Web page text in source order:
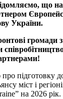
що
України.
громади
підготовку
міст і
на 2026 рік.